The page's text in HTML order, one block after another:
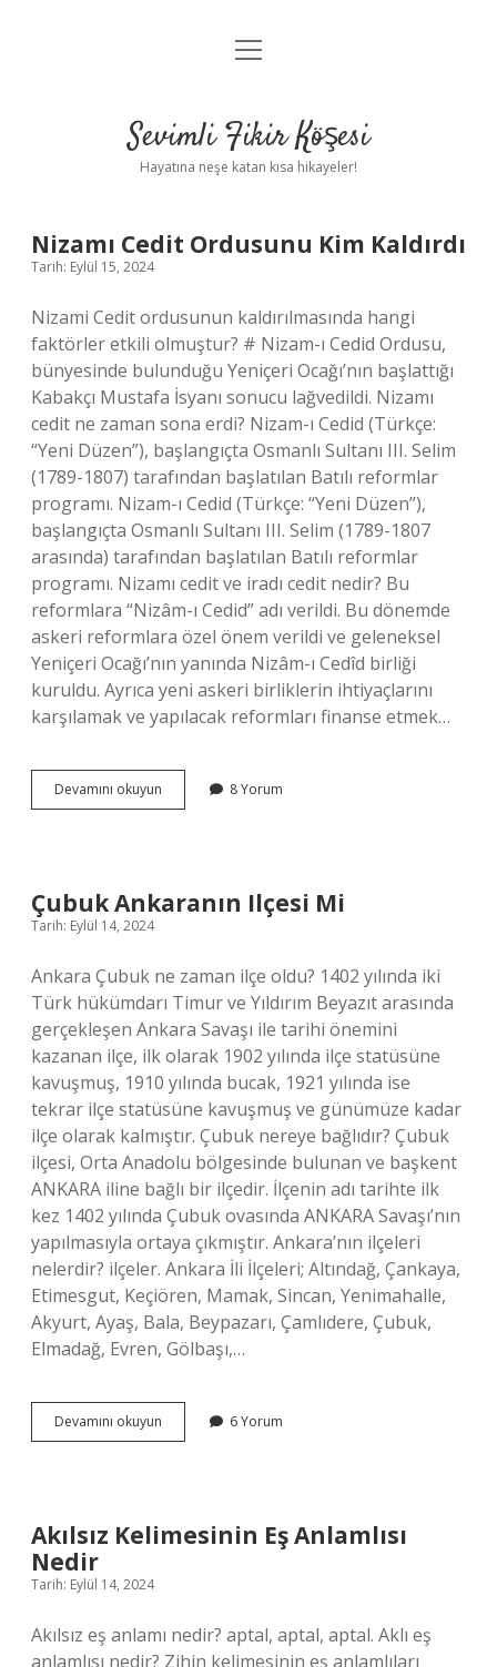
Anasayfa
Yasal Uyarı
menüyü
Sevimli Fikir Köşesi
Hayatına neşe katan kısa hikayeler!
Sevimli
Fikir
Köşesi
Yazılar
Nizamı Cedit Ordusunu Kim Kaldırdı
Tarih: Eylül 15, 2024
Nizami Cedit ordusunun kaldırılmasında hangi
faktörler etkili olmuştur? # Nizam-ı Cedid Ordusu,
bünyesinde bulunduğu Yeniçeri Ocağı’nın başlattığı
Kabakçı Mustafa İsyanı sonucu lağvedildi. Nizamı
cedit ne zaman sona erdi? Nizam-ı Cedid (Türkçe:
“Yeni Düzen”), başlangıçta Osmanlı Sultanı III. Selim
(1789-1807) tarafından başlatılan Batılı reformlar
programı. Nizam-ı Cedid (Türkçe: “Yeni Düzen”),
başlangıçta Osmanlı Sultanı III. Selim (1789-1807
arasında) tarafından başlatılan Batılı reformlar
programı. Nizamı cedit ve iradı cedit nedir? Bu
reformlara “Nizâm-ı Cedid” adı verildi. Bu dönemde
askeri reformlara özel önem verildi ve geleneksel
Yeniçeri Ocağı’nın yanında Nizâm-ı Cedîd birliği
kuruldu. Ayrıca yeni askeri birliklerin ihtiyaçlarını
karşılamak ve yapılacak reformları finanse etmek…
Devamını okuyun
Cedit
8 Yorum
Çubuk Ankaranın Ilçesi Mi
Tarih: Eylül 14, 2024
Ankara Çubuk ne zaman ilçe oldu? 1402 yılında iki
Türk hükümdarı Timur ve Yıldırım Beyazıt arasında
gerçekleşen Ankara Savaşı ile tarihi önemini
kazanan ilçe, ilk olarak 1902 yılında ilçe statüsüne
kavuşmuş, 1910 yılında bucak, 1921 yılında ise
tekrar ilçe statüsüne kavuşmuş ve günümüze kadar
ilçe olarak kalmıştır. Çubuk nereye bağlıdır? Çubuk
ilçesi, Orta Anadolu bölgesinde bulunan ve başkent
ANKARA iline bağlı bir ilçedir. İlçenin adı tarihte ilk
kez 1402 yılında Çubuk ovasında ANKARA Savaşı’nın
yapılmasıyla ortaya çıkmıştır. Ankara’nın ilçeleri
nelerdir? ilçeler. Ankara İli İlçeleri; Altındağ, Çankaya,
Etimesgut, Keçiören, Mamak, Sincan, Yenimahalle,
Akyurt, Ayaş, Bala, Beypazarı, Çamlıdere, Çubuk,
Elmadağ, Evren, Gölbaşı,…
Devamını okuyun
Ankaranın
6 Yorum
Akılsız Kelimesinin Eş Anlamlısı
Nedir
Tarih: Eylül 14, 2024
Akılsız eş anlamı nedir? aptal, aptal, aptal. Aklı eş
anlamlısı nedir? Zihin kelimesinin eş anlamlıları